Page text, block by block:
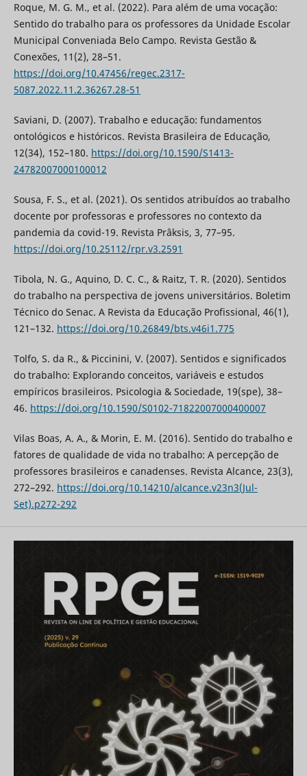
Roque, M. G. M., et al. (2022). Para além de uma vocação:
Sentido do trabalho para os professores da Unidade Escolar
Municipal Conveniada Belo Campo. Revista Gestão &
Conexões, 11(2), 28–51.
https://doi.org/10.47456/regec.2317-
5087.2022.11.2.36267.28-51
Saviani, D. (2007). Trabalho e educação: fundamentos
ontológicos e históricos. Revista Brasileira de Educação,
12(34), 152–180. https://doi.org/10.1590/S1413-
24782007000100012
Sousa, F. S., et al. (2021). Os sentidos atribuídos ao trabalho
docente por professoras e professores no contexto da
pandemia da covid-19. Revista Prâksis, 3, 77–95.
https://doi.org/10.25112/rpr.v3.2591
Tibola, N. G., Aquino, D. C. C., & Raitz, T. R. (2020). Sentidos
do trabalho na perspectiva de jovens universitários. Boletim
Técnico do Senac. A Revista da Educação Profissional, 46(1),
121–132. https://doi.org/10.26849/bts.v46i1.775
Tolfo, S. da R., & Piccinini, V. (2007). Sentidos e significados
do trabalho: Explorando conceitos, variáveis e estudos
empíricos brasileiros. Psicologia & Sociedade, 19(spe), 38–
46. https://doi.org/10.1590/S0102-71822007000400007
Vilas Boas, A. A., & Morin, E. M. (2016). Sentido do trabalho e
fatores de qualidade de vida no trabalho: A percepção de
professores brasileiros e canadenses. Revista Alcance, 23(3),
272–292. https://doi.org/10.14210/alcance.v23n3(Jul-
Set).p272-292